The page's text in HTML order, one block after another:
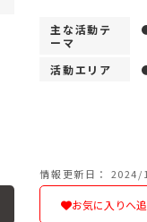
主な活動テ
ーマ
活動エリア
情報更新日： 2024/
お気に入りへ